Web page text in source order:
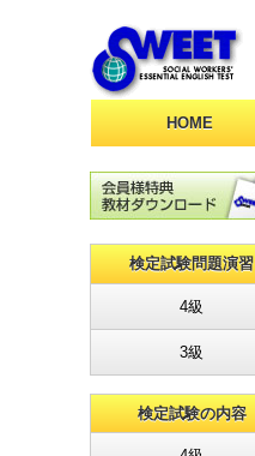
HOME
検定試験問題演習
4級
3級
検定試験の内容